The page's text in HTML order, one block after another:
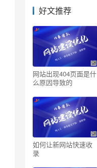
好文推荐
网站出现404页面是什
么原因导致的
如何让新网站快速收
录